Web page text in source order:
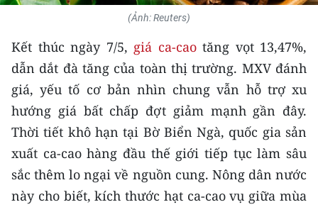
KIỂM CHỨNG THÔNG TIN
TRI THỨC CHUYÊN SÂU
54 DÂN TỘC VIỆT NAM
CHƯƠNG TRÌNH OCOP - MỖI XÃ
MỘT SẢN PHẨM
RADIO
(Ảnh: Reuters)
Kết thúc ngày 7/5, giá ca-caotăng vọt 13,47%,
dẫn dắt đà tăng của toàn thị trường. MXV đánh
giá, yếu tố cơ bản nhìn chung vẫn hỗ trợ xu
hướng giá bất chấp đợt giảm mạnh gần đây.
Thời tiết khô hạn tại Bờ Biển Ngà, quốc gia sản
xuất ca-cao hàng đầu thế giới tiếp tục làm sâu
sắc thêm lo ngại về nguồn cung. Nông dân nước
này cho biết, kích thước hạt ca-cao vụ giữa mùa